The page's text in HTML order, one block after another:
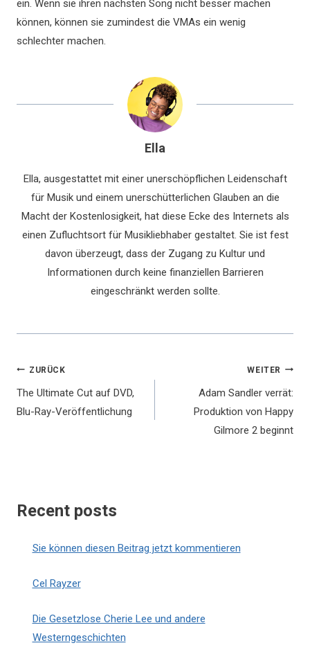
ein. Wenn sie ihren nächsten Song nicht besser machen
können, können sie zumindest die VMAs ein wenig
schlechter machen.
Ella
Ella, ausgestattet mit einer unerschöpflichen Leidenschaft
für Musik und einem unerschütterlichen Glauben an die
Macht der Kostenlosigkeit, hat diese Ecke des Internets als
einen Zufluchtsort für Musikliebhaber gestaltet. Sie ist fest
davon überzeugt, dass der Zugang zu Kultur und
Informationen durch keine finanziellen Barrieren
eingeschränkt werden sollte.
Beitragsnavigation
ZURÜCK
The Ultimate Cut auf DVD,
Blu-Ray-Veröffentlichung
WEITER
Adam Sandler verrät:
Produktion von Happy
Gilmore 2 beginnt
Recent posts
Sie können diesen Beitrag jetzt kommentieren
Cel Rayzer
Die Gesetzlose Cherie Lee und andere
Westerngeschichten